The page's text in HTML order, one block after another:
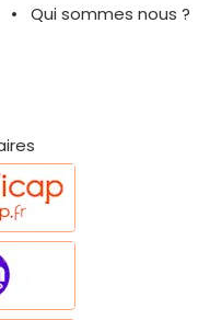
Qui sommes nous ?